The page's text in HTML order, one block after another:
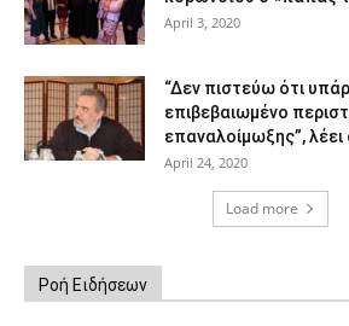
April 3, 2020
“Δεν πιστεύω ότι
επιβεβαιωμένο
επαναλοίμωξης”, λέει
April 24, 2020
Load more
Ροή Ειδήσεων